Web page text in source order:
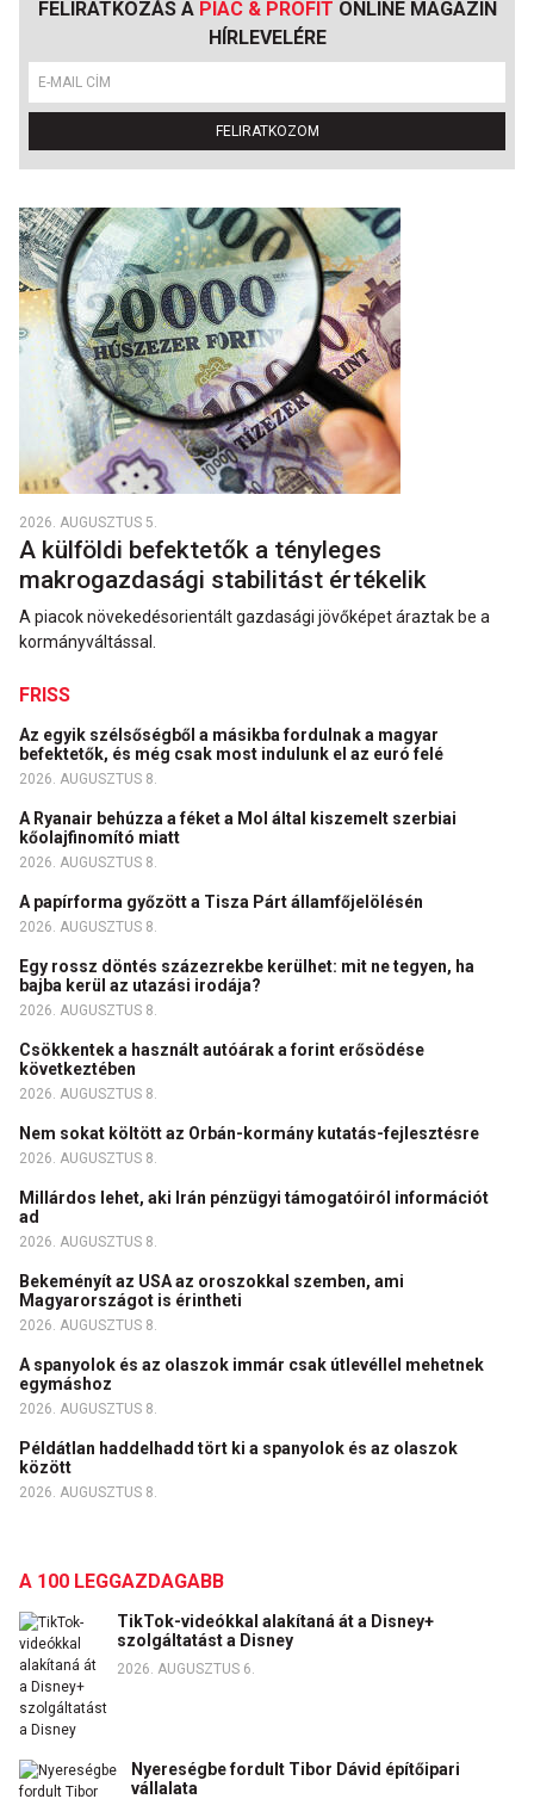
FELIRATKOZÁS A PIAC & PROFIT ONLINE MAGAZIN
HÍRLEVELÉRE
FELIRATKOZOM
2026. AUGUSZTUS 5.
A külföldi befektetők a tényleges
makrogazdasági stabilitást értékelik
A piacok növekedésorientált gazdasági jövőképet áraztak be a
kormányváltással.
FRISS
Az egyik szélsőségből a másikba fordulnak a magyar
befektetők, és még csak most indulunk el az euró felé
2026. AUGUSZTUS 8.
A Ryanair behúzza a féket a Mol által kiszemelt szerbiai
kőolajfinomító miatt
2026. AUGUSZTUS 8.
A papírforma győzött a Tisza Párt államfőjelölésén
2026. AUGUSZTUS 8.
Egy rossz döntés százezrekbe kerülhet: mit ne tegyen, ha
bajba kerül az utazási irodája?
2026. AUGUSZTUS 8.
Csökkentek a használt autóárak a forint erősödése
következtében
2026. AUGUSZTUS 8.
Nem sokat költött az Orbán-kormány kutatás-fejlesztésre
2026. AUGUSZTUS 8.
Millárdos lehet, aki Irán pénzügyi támogatóiról információt
ad
2026. AUGUSZTUS 8.
Bekeményít az USA az oroszokkal szemben, ami
Magyarországot is érintheti
2026. AUGUSZTUS 8.
A spanyolok és az olaszok immár csak útlevéllel mehetnek
egymáshoz
2026. AUGUSZTUS 8.
Példátlan haddelhadd tört ki a spanyolok és az olaszok
között
2026. AUGUSZTUS 8.
A 100 LEGGAZDAGABB
TikTok-videókkal alakítaná át a Disney+
szolgáltatást a Disney
2026. AUGUSZTUS 6.
Nyereségbe fordult Tibor Dávid építőipari
vállalata